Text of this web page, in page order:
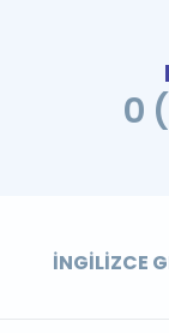
0
İNGILIZCE